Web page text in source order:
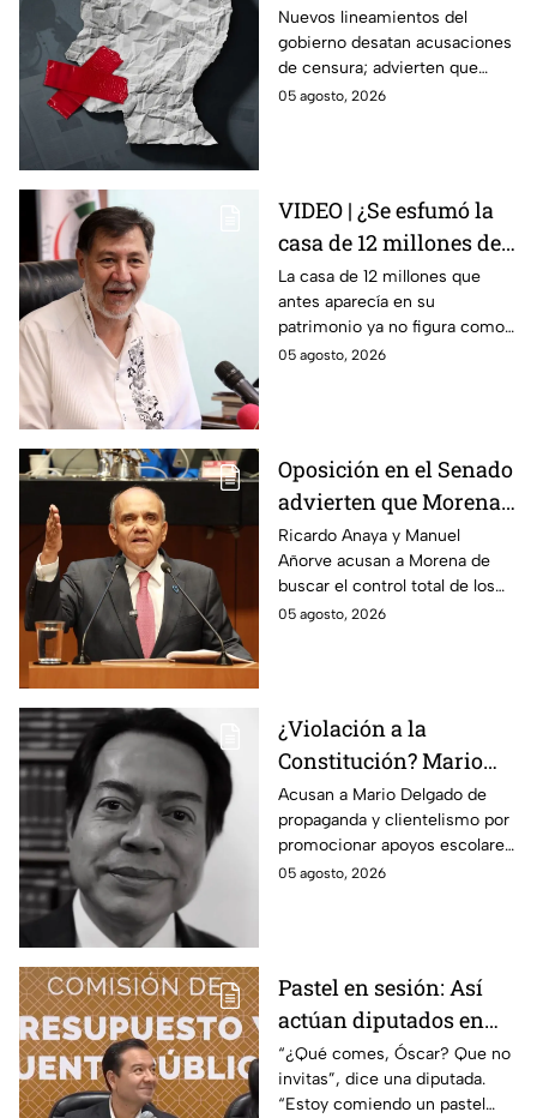
Gobierno podría
decidir qué es verdad y
qué mentira; advierte
Maru Campos
Nuevos lineamientos del
gobierno desatan acusaciones
de censura; advierten que
permitirían decidir qué es
05 agosto, 2026
VIDEO | ¿Se esfumó la
casa de 12 millones de
Noroña? Esto
respondió sobre su
declaración
patrimonial 2026
La casa de 12 millones que
antes aparecía en su
patrimonio ya no figura como
inmueble en su declaración.
05 agosto, 2026
Oposición en el Senado
advierten que Morena
busca silenciar a la
prensa como en
Venezuela, Cuba y
Nicaragua
Ricardo Anaya y Manuel
Añorve acusan a Morena de
buscar el control total de los
medios con nuevos
05 agosto, 2026
¿Violación a la
Constitución? Mario
Delgado usa la beca
Rita Cetina para hacer
propaganda
Acusan a Mario Delgado de
propaganda y clientelismo por
promocionar apoyos escolares
como un “favor” del gobierno.
05 agosto, 2026
Pastel en sesión: Así
actúan diputados en
Comisión de
Presupuesto
“¿Qué comes, Óscar? Que no
invitas”, dice una diputada.
“Estoy comiendo un pastel